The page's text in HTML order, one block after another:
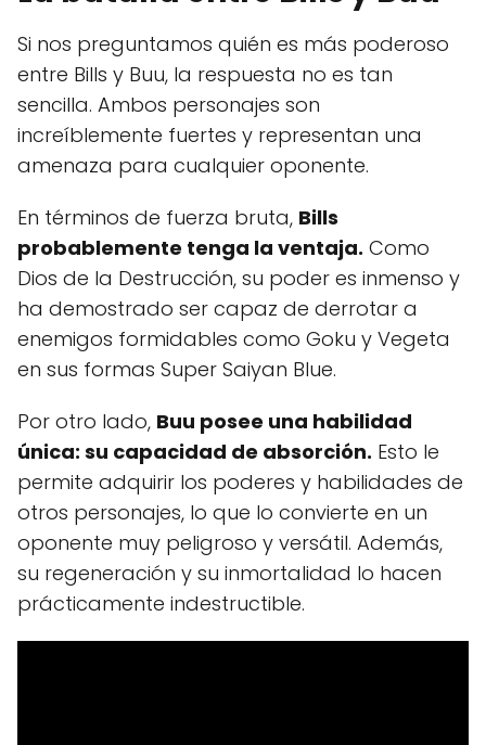
Si nos preguntamos quién es más poderoso
entre Bills y Buu, la respuesta no es tan
sencilla. Ambos personajes son
increíblemente fuertes y representan una
amenaza para cualquier oponente.
En términos de fuerza bruta, Bills
probablemente tenga la ventaja. Como
Dios de la Destrucción, su poder es inmenso y
ha demostrado ser capaz de derrotar a
enemigos formidables como Goku y Vegeta
en sus formas Super Saiyan Blue.
Por otro lado, Buu posee una habilidad
única: su capacidad de absorción. Esto le
permite adquirir los poderes y habilidades de
otros personajes, lo que lo convierte en un
oponente muy peligroso y versátil. Además,
su regeneración y su inmortalidad lo hacen
prácticamente indestructible.